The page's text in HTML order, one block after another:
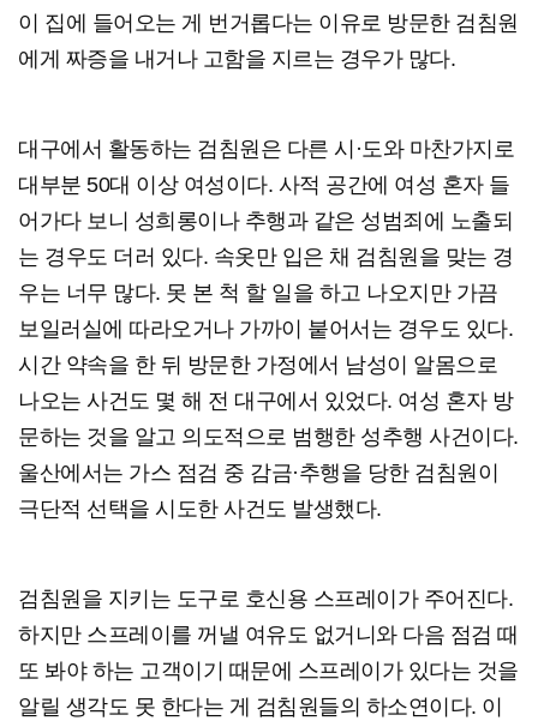
이 집에 들어오는 게 번거롭다는 이유로 방문한 검침원
에게 짜증을 내거나 고함을 지르는 경우가 많다.
대구에서 활동하는 검침원은 다른 시·도와 마찬가지로
대부분 50대 이상 여성이다. 사적 공간에 여성 혼자 들
어가다 보니 성희롱이나 추행과 같은 성범죄에 노출되
는 경우도 더러 있다. 속옷만 입은 채 검침원을 맞는 경
우는 너무 많다. 못 본 척 할 일을 하고 나오지만 가끔
보일러실에 따라오거나 가까이 붙어서는 경우도 있다.
시간 약속을 한 뒤 방문한 가정에서 남성이 알몸으로
나오는 사건도 몇 해 전 대구에서 있었다. 여성 혼자 방
문하는 것을 알고 의도적으로 범행한 성추행 사건이다.
울산에서는 가스 점검 중 감금·추행을 당한 검침원이
극단적 선택을 시도한 사건도 발생했다.
검침원을 지키는 도구로 호신용 스프레이가 주어진다.
하지만 스프레이를 꺼낼 여유도 없거니와 다음 점검 때
또 봐야 하는 고객이기 때문에 스프레이가 있다는 것을
알릴 생각도 못 한다는 게 검침원들의 하소연이다. 이